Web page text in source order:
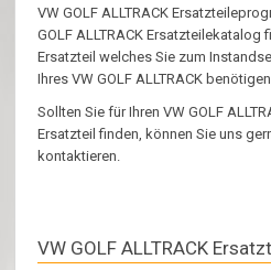
VW GOLF ALLTRACK
GOLF ALLTRACK Ersatzteilekatalog
Ersatzteil welches Sie zum
Ihres VW GOLF ALLTRACK benötigen.
Sollten Sie für Ihren VW GOLF
Ersatzteil finden, können Sie uns
kontaktieren.
VW GOLF ALLTRACK